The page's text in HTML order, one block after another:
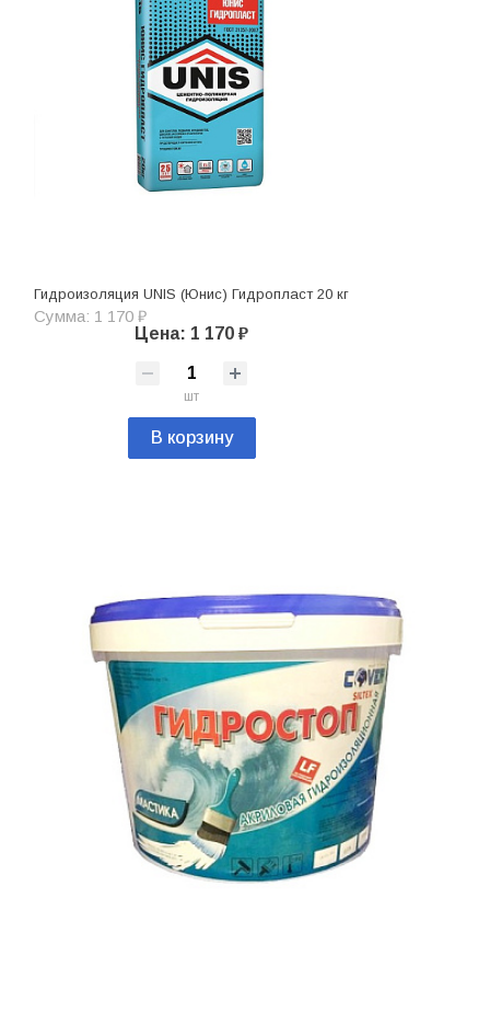
Гидроизоляция UNIS (Юнис) Гидропласт 20 кг
Сумма: 1 170 ₽
Цена: 1 170 ₽
шт
В корзину